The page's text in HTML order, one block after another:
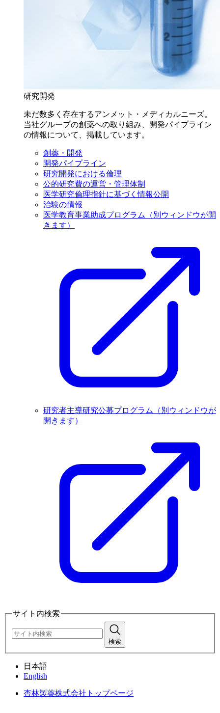
研究開発
未だ数多く存在するアンメット・メディカルニーズ。
当社グループの創薬への取り組み、開発パイプライン
の情報について、掲載しています。
創薬・開発
開発パイプライン
研究開発における倫理
公的研究費の運営・管理体制
医学研究倫理指針に基づく情報公開
治験の情報
医学教育事業助成プログラム
（別ウィンドウが開
きます）
研究者主導研究公募プログラム
（別ウィンドウが
開きます）
サイト内検索
検索
日本語
English
杏林製薬株式会社トップページ